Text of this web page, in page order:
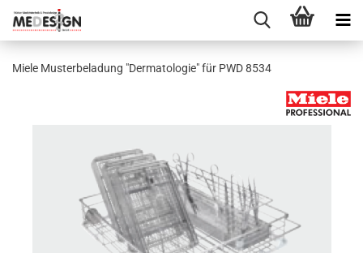
Miele Mus­ter­be­la­dung "Der­ma­to­lo­gie" für PWD 8534